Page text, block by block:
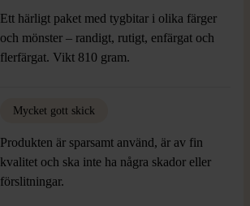
Ett härligt paket med tygbitar i olika färger
och mönster – randigt, rutigt, enfärgat och
flerfärgat. Vikt 810 gram.
Mycket gott skick
Produkten är sparsamt använd, är av fin
kvalitet och ska inte ha några skador eller
förslitningar.